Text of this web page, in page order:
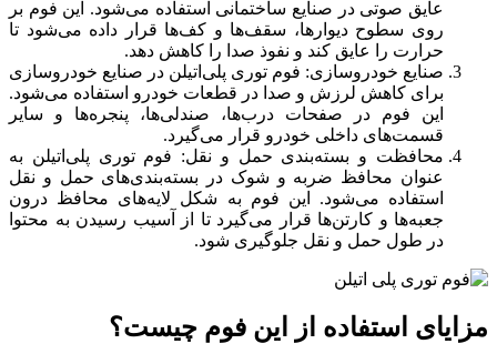
عایق صوتی در صنایع ساختمانی استفاده می‌شود. این فوم بر
روی سطوح دیوارها، سقف‌ها و کف‌ها قرار داده می‌شود تا
حرارت را عایق کند و نفوذ صدا را کاهش دهد.
صنایع خودروسازی: فوم توری پلی‌اتیلن در صنایع خودروسازی
برای کاهش لرزش و صدا در قطعات خودرو استفاده می‌شود.
این فوم در صفحات درب‌ها، صندلی‌ها، پنجره‌ها و سایر
قسمت‌های داخلی خودرو قرار می‌گیرد.
محافظت و بسته‌بندی حمل و نقل: فوم توری پلی‌اتیلن به
عنوان محافظ ضربه و شوک در بسته‌بندی‌های حمل و نقل
استفاده می‌شود. این فوم به شکل لایه‌های محافظ درون
جعبه‌ها و کارتن‌ها قرار می‌گیرد تا از آسیب رسیدن به محتوا
در طول حمل و نقل جلوگیری شود.
مزایای استفاده از این فوم چیست؟